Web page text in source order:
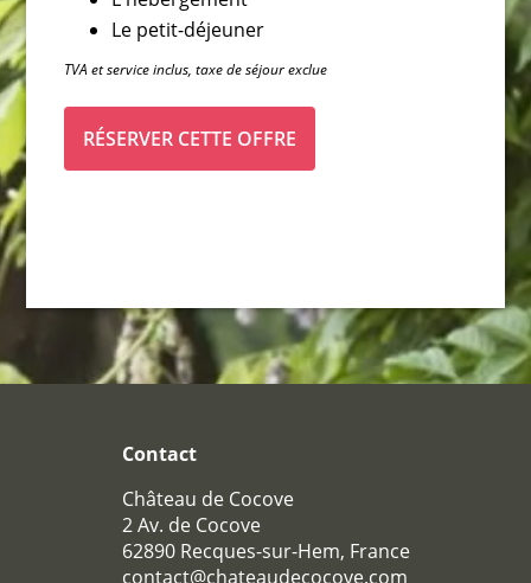
Le petit-déjeuner
TVA et service inclus, taxe de séjour exclue
RÉSERVER CETTE OFFRE
Contact
Château de Cocove
2 Av. de Cocove
62890 Recques-sur-Hem, France
contact@chateaudecocove.com
CHAMBRES
CHAMBRES
RESTAURANT
CAVE À VIN
SÉMINAIRE